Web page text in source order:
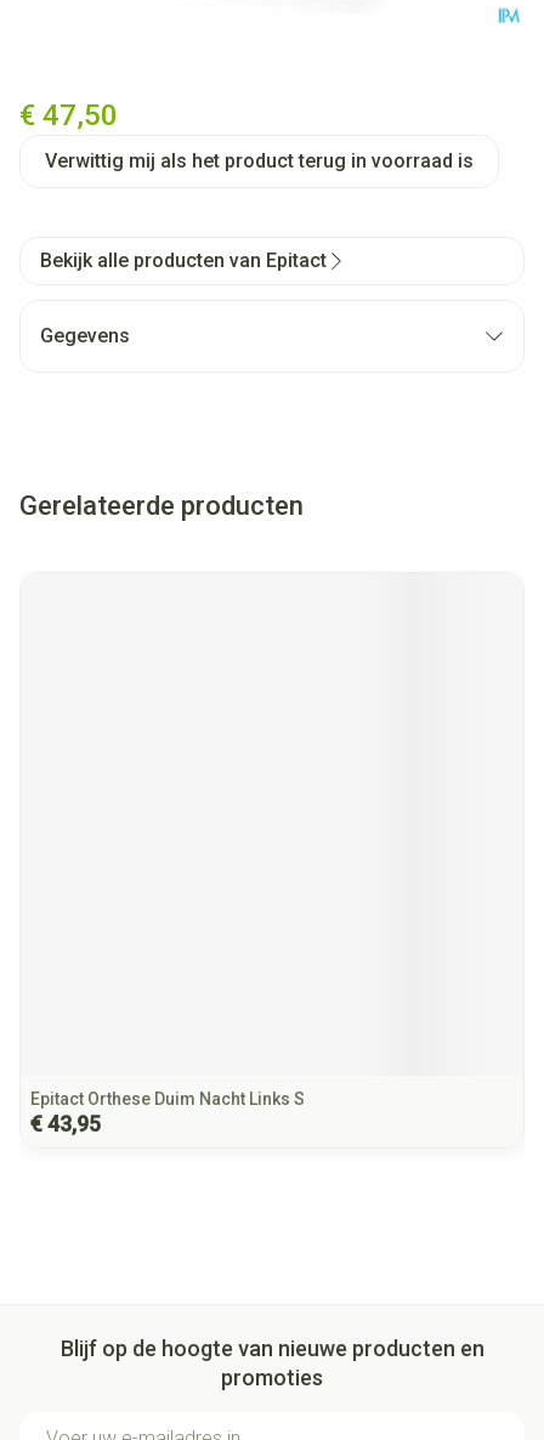
€ 47,50
Verwittig mij als het product terug in voorraad is
Bekijk alle producten van Epitact
Gegevens
Gerelateerde producten
Epitact Orthese Duim Nacht Links S
€ 43,95
Blijf op de hoogte van nieuwe producten en
promoties